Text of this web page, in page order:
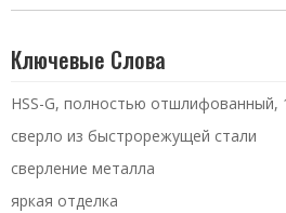
Ключевые Слова
HSS-G, полностью отшлифованный,
сверло из быстрорежущей стали
сверление металла
яркая отделка